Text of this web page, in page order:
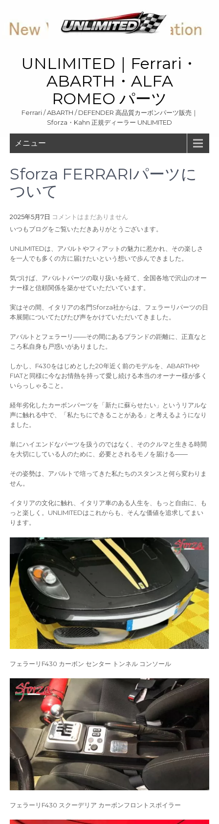
content
UNLIMITED｜Ferrari・
ABARTH・ALFA
ROMEO パーツ
Ferrari / ABARTH / DEFENDER 高品質カーボンパーツ販売｜
Sforza・Kahn 正規ディーラー UNLIMITED
メニュー
Sforza FERRARIパーツに
ついて
2025年5月7日 コメントはまだありません
いつもブログをご覧いただきありがとうございます。
UNLIMITEDは、アバルトやフィアットの魅力に惹かれ、その楽しさ
を一人でも多くの方に届けたいという想いで歩んできました。
気づけば、アバルトパーツの取り扱いを経て、全国各地で沢山のオー
ナー様と信頼関係を築かせていただいています。
実はその間、イタリアの名門Sforza社からは、フェラーリパーツの日
本展開についてたびたび声をかけていただいてきました。
アバルトとフェラーリ――その間にあるブランドの距離に、正直なと
ころ私自身も戸惑いがありました。
しかし、F430をはじめとした20年近く前のモデルを、ABARTHや
FIATと同様に今なお情熱を持って愛し続ける本当のオーナー様が多く
いらっしゃること。
経年劣化したカーボンパーツを「新たに蘇らせたい」というリアルな
声に触れる中で、「私たちにできることがある」と考えるようになり
ました。
単にハイエンドなパーツを扱うのではなく、そのクルマと生きる時間
を大切にしている人のために、必要とされるモノを届ける――
その姿勢は、アバルトで培ってきた私たちのスタンスと何ら変わりま
せん。
イタリアの文化に触れ、イタリア車のある人生を、もっと自由に、も
っと楽しく。UNLIMITEDはこれからも、そんな価値を追求してまい
ります。
フェラーリF430 カーボン センター トンネル コンソール
フェラーリF430 スクーデリア カーボンフロントスポイラー